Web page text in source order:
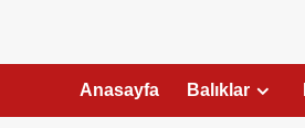
Anasayfa Balıklar